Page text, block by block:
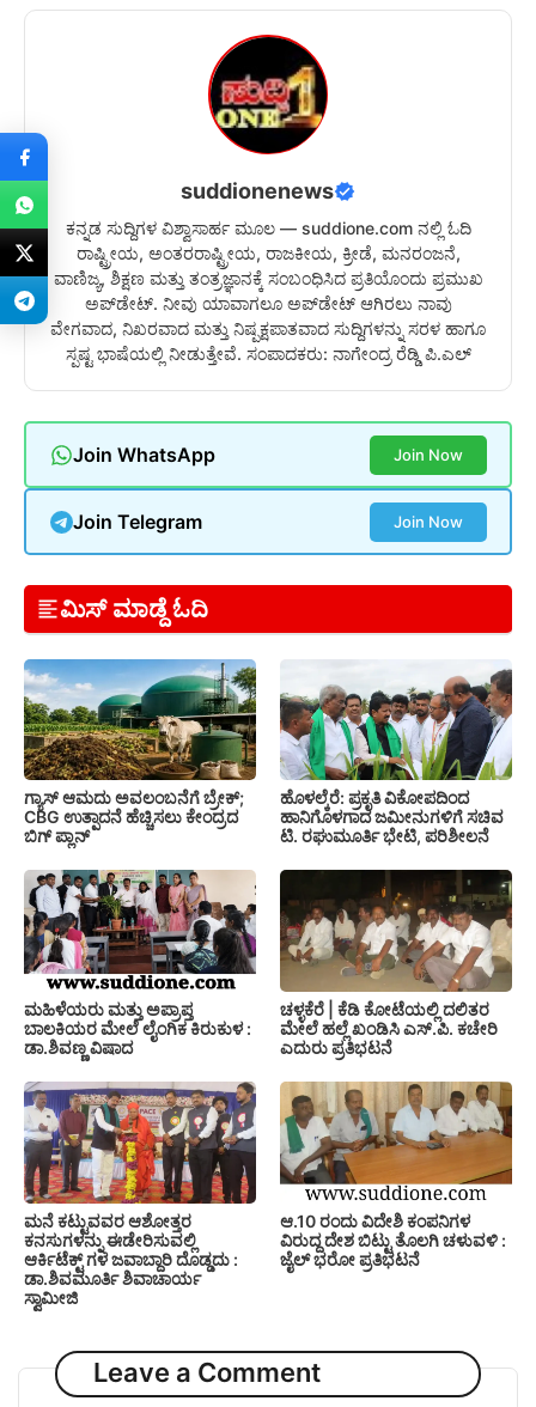
suddionenews
ಕನ್ನಡ ಸುದ್ದಿಗಳ ವಿಶ್ವಾಸಾರ್ಹ ಮೂಲ — suddione.com ನಲ್ಲಿ ಓದಿ
ರಾಷ್ಟ್ರೀಯ, ಅಂತರರಾಷ್ಟ್ರೀಯ, ರಾಜಕೀಯ, ಕ್ರೀಡೆ, ಮನರಂಜನೆ,
ವಾಣಿಜ್ಯ, ಶಿಕ್ಷಣ ಮತ್ತು ತಂತ್ರಜ್ಞಾನಕ್ಕೆ ಸಂಬಂಧಿಸಿದ ಪ್ರತಿಯೊಂದು ಪ್ರಮುಖ
ಅಪ್‌ಡೇಟ್. ನೀವು ಯಾವಾಗಲೂ ಅಪ್‌ಡೇಟ್ ಆಗಿರಲು ನಾವು
ವೇಗವಾದ, ನಿಖರವಾದ ಮತ್ತು ನಿಷ್ಪಕ್ಷಪಾತವಾದ ಸುದ್ದಿಗಳನ್ನು ಸರಳ ಹಾಗೂ
ಸ್ಪಷ್ಟ ಭಾಷೆಯಲ್ಲಿ ನೀಡುತ್ತೇವೆ. ಸಂಪಾದಕರು: ನಾಗೇಂದ್ರ ರೆಡ್ಡಿ ಪಿ.ಎಲ್
Join WhatsApp Join Now
Join Telegram Join Now
ಮಿಸ್ ಮಾಡ್ದೆ ಓದಿ
ಗ್ಯಾಸ್ ಆಮದು ಅವಲಂಬನೆಗೆ ಬ್ರೇಕ್;
CBG ಉತ್ಪಾದನೆ ಹೆಚ್ಚಿಸಲು ಕೇಂದ್ರದ
ಬಿಗ್ ಪ್ಲಾನ್
ಹೊಳಲ್ಕೆರೆ: ಪ್ರಕೃತಿ ವಿಕೋಪದಿಂದ
ಹಾನಿಗೊಳಗಾದ ಜಮೀನುಗಳಿಗೆ ಸಚಿವ
ಟಿ. ರಘುಮೂರ್ತಿ ಭೇಟಿ, ಪರಿಶೀಲನೆ
ಮಹಿಳೆಯರು ಮತ್ತು ಅಪ್ರಾಪ್ತ
ಬಾಲಕಿಯರ ಮೇಲೆ ಲೈಂಗಿಕ ಕಿರುಕುಳ :
ಡಾ.ಶಿವಣ್ಣ ವಿಷಾದ
ಚಳ್ಳಕೆರೆ | ಕೆಡಿ ಕೋಟೆಯಲ್ಲಿ ದಲಿತರ
ಮೇಲೆ ಹಲ್ಲೆ ಖಂಡಿಸಿ ಎಸ್.ಪಿ. ಕಚೇರಿ
ಎದುರು ಪ್ರತಿಭಟನೆ
ಮನೆ ಕಟ್ಟುವವರ ಆಶೋತ್ತರ
ಕನಸುಗಳನ್ನು ಈಡೇರಿಸುವಲ್ಲಿ
ಆರ್ಕಿಟೆಕ್ಟ್ ಗಳ ಜವಾಬ್ದಾರಿ ದೊಡ್ಡದು :
ಡಾ.ಶಿವಮೂರ್ತಿ ಶಿವಾಚಾರ್ಯ
ಸ್ವಾಮೀಜಿ
ಆ.10 ರಂದು ವಿದೇಶಿ ಕಂಪನಿಗಳ
ವಿರುದ್ದ ದೇಶ ಬಿಟ್ಟು ತೊಲಗಿ ಚಳುವಳಿ :
ಜೈಲ್ ಭರೋ ಪ್ರತಿಭಟನೆ
Leave a Comment